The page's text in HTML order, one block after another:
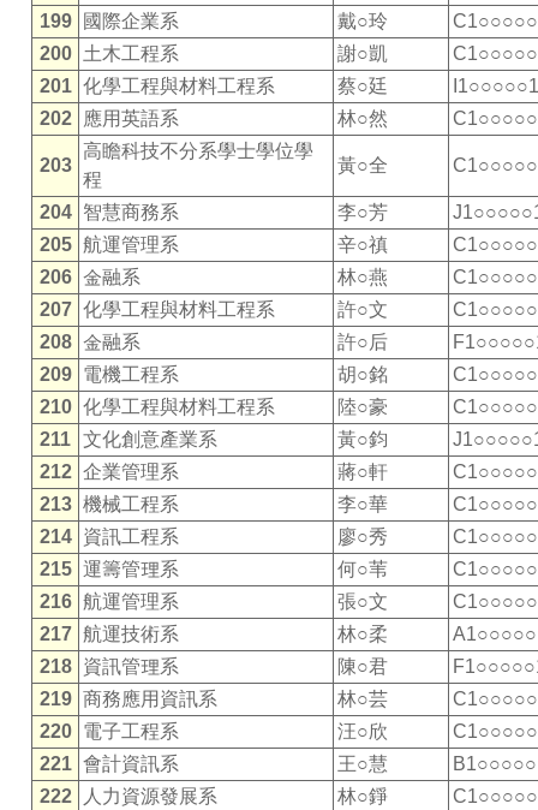
199
國際企業系 戴○玲
200
土木工程系 謝○凱
201 化學工程與材料工程系 蔡○廷
202
應用英語系 林○然
203
高瞻科技不分系學士學位學
程
黃○全
204 智慧商務系 李○芳
205 航運管理系 辛○禛
206 金融系 林○燕
207 化學工程與材料工程系 許○文
208 金融系 許○后
209
電機工程系 胡○銘
210 化學工程與材料工程系 陸○豪
211 文化創意產業系 黃○鈞
212 企業管理系 蔣○軒
213 機械工程系 李○華
214
資訊工程系 廖○秀
215 運籌管理系 何○苇
216 航運管理系 張○文
217 航運技術系 林○柔
218
資訊管理系 陳○君
219 商務應用資訊系 林○芸
220
電子工程系 汪○欣
221 會計資訊系 王○慧
222
人力資源發展系 林○錚